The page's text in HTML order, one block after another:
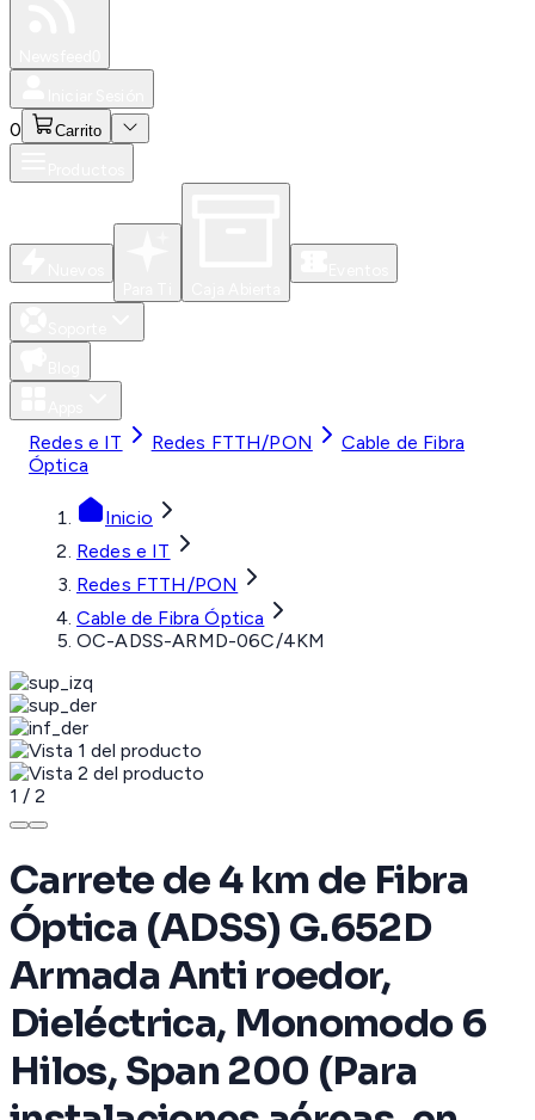
0 Carrito
Redes e IT Redes FTTH/PON
Cable de Fibra
Óptica
Inicio
Redes e IT
Redes FTTH/PON
Cable de Fibra Óptica
OC-ADSS-ARMD-06C/4KM
1 / 2
Carrete de 4 km de Fibra
Óptica (ADSS) G.652D
Armada Anti roedor,
Dieléctrica, Monomodo 6
Hilos, Span 200 (Para